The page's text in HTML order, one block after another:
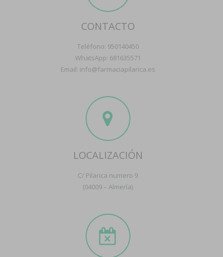
CONTACTO
Teléfono: 950140450
WhatsApp: 681635571
Email: info@farmaciapilarica.es
LOCALIZACIÓN
C/ Pilarica numero 9
(04009 – Almería)